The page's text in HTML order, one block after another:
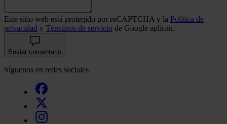
Este sitio web está protegido por reCAPTCHA y la Política de
privacidad y Términos de servicio de Google aplican.
Enviar comentario
Síguenos en redes sociales